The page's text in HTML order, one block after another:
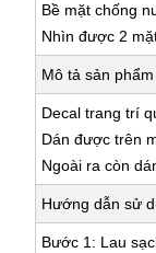
Bề mặt chống
Nhìn được 2
Mô tả sản phẩm
Decal trang trí
Dán được trên
Ngoài ra còn
Hướng dẫn sử
Bước 1: Lau